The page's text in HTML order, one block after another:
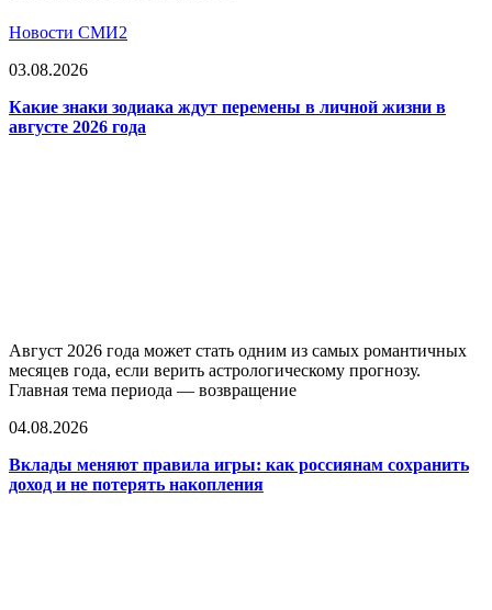
Новости СМИ2
03.08.2026
Какие знаки зодиака ждут перемены в личной жизни в
августе 2026 года
Август 2026 года может стать одним из самых романтичных
месяцев года, если верить астрологическому прогнозу.
Главная тема периода — возвращение
04.08.2026
Вклады меняют правила игры: как россиянам сохранить
доход и не потерять накопления